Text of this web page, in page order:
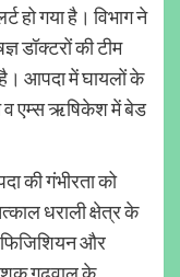
हो गया है। विभाग ने
डॉक्टरों की टीम
है। आपदा में घायलों के
एम्स ऋषिकेश में बेड
की गंभीरता को
धराली क्षेत्र के
फिजिशियन और